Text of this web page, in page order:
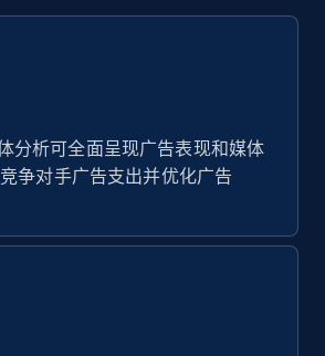
Availability, Reviews count, and
- find products by using
Brand, Description, Initial
Reviews count, and
分析可全面呈现广告表现和媒体
争对手广告支出并优化广告